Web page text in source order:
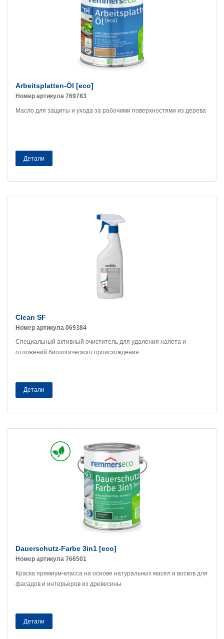
Arbeitsplatten-Öl [eco]
Номер артикула 769783
Масло для защиты и ухода за рабочими поверхностями из дерева
Детали
Clean SF
Номер артикула 069384
Специальный активный очиститель для удаления налета и
отложений биологического происхождения
Детали
Dauerschutz-Farbe 3in1 [eco]
Номер артикула 766501
Краска премиум-класса на основе натуральных масел и восков для
фасадов и интерьеров из древесины
Детали